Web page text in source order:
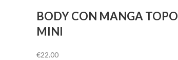
BODY CON MANGA TOPO
MINI
€22.00